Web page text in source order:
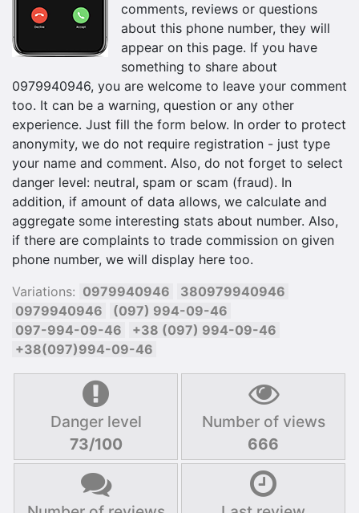
comments, reviews or questions
about this phone number, they will
appear on this page. If you have
something to share about
0979940946, you are welcome to leave your comment
too. It can be a warning, question or any other
experience. Just fill the form below. In order to protect
anonymity, we do not require registration - just type
your name and comment. Also, do not forget to select
danger level: neutral, spam or scam (fraud). In
addition, if amount of data allows, we calculate and
aggregate some interesting stats about number. Also,
if there are complaints to trade commission on given
phone number, we will display here too.
Variations: 0979940946
380979940946
0979940946
(097) 994-09-46
097-994-09-46
+38 (097) 994-09-46
+38(097)994-09-46
Danger level
73/100
Number of views
666